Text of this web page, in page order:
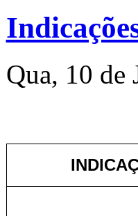
Qua, 10 de